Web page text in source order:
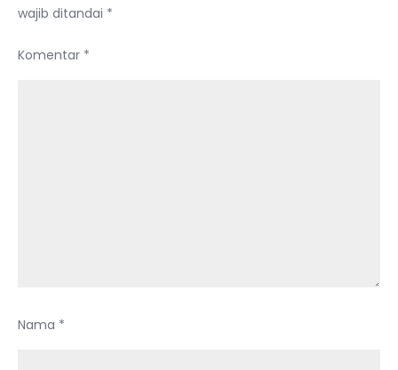
wajib ditandai *
Komentar *
Nama *